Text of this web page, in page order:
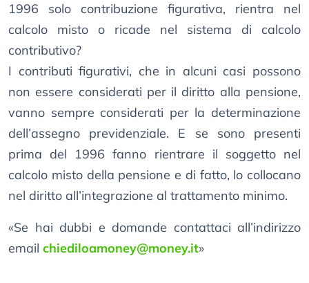
1996 solo contribuzione figurativa, rientra nel
calcolo misto o ricade nel sistema di calcolo
contributivo?
I contributi figurativi, che in alcuni casi possono
non essere considerati per il diritto alla pensione,
vanno sempre considerati per la determinazione
dell’assegno previdenziale. E se sono presenti
prima del 1996 fanno rientrare il soggetto nel
calcolo misto della pensione e di fatto, lo collocano
nel diritto all’integrazione al trattamento minimo.
«Se hai dubbi e domande contattaci all’indirizzo
email chiediloamoney@money.it»